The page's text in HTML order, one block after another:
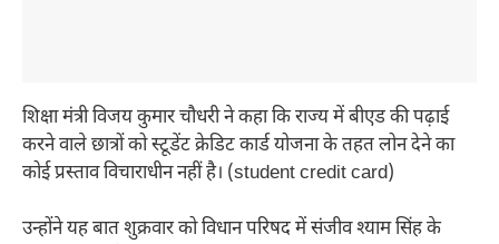
शिक्षा मंत्री विजय कुमार चौधरी ने कहा कि राज्य में बीएड की पढ़ाई
करने वाले छात्रों को स्टूडेंट क्रेडिट कार्ड योजना के तहत लोन देने का
कोई प्रस्ताव विचाराधीन नहीं है। (student credit card)
उन्होंने यह बात शुक्रवार को विधान परिषद में संजीव श्याम सिंह के